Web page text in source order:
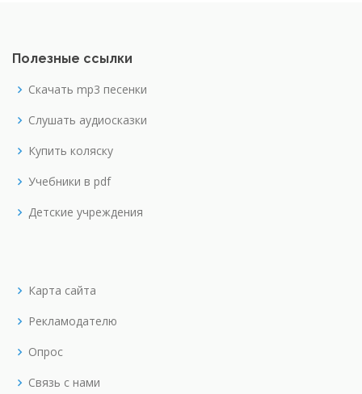
Полезные ссылки
Скачать mp3 песенки
Слушать аудиосказки
Купить коляску
Учебники в pdf
Детские учреждения
Карта сайта
Рекламодателю
Опрос
Связь с нами